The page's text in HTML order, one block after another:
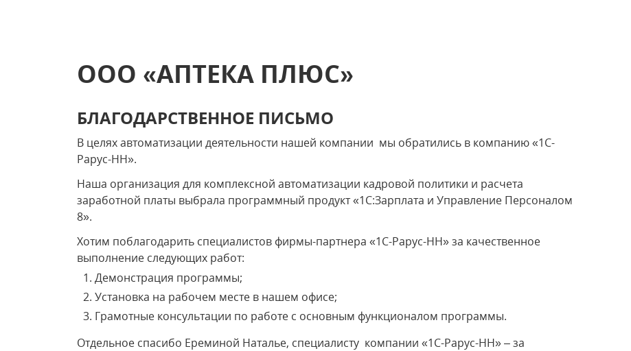
ООО «АПТЕКА ПЛЮС»
БЛАГОДАРСТВЕННОЕ ПИСЬМО
В целях автоматизации деятельности нашей компании мы обратились в компанию «1С-
Рарус-НН».
Наша организация для комплексной автоматизации кадровой политики и расчета
заработной платы выбрала программный продукт «1С:Зарплата и Управление Персоналом
8».
Хотим поблагодарить специалистов фирмы-партнера «1С-Рарус-НН» за качественное
выполнение следующих работ:
Демонстрация программы;
Установка на рабочем месте в нашем офисе;
Грамотные консультации по работе с основным функционалом программы.
Отдельное спасибо Ереминой Наталье, специалисту компании «1С-Рарус-НН» – за